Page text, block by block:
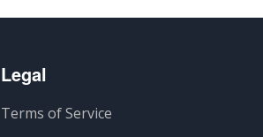
Legal
Terms of Service